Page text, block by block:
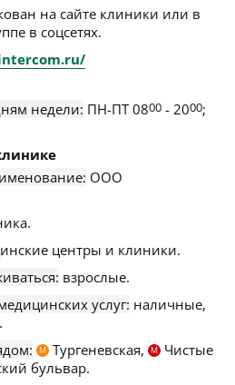
на сайте клиники или в
в соцсетях.
недели: ПН-ПТ 0800 - 2000;
ООО
центры и клиники.
взрослые.
услуг: наличные,
М Тургеневская, М
Чистые
бульвар.